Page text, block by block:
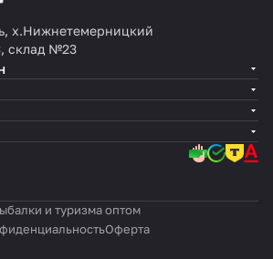
х.Нижнетемерницкий
склад №23
и туризма оптом
Оферта